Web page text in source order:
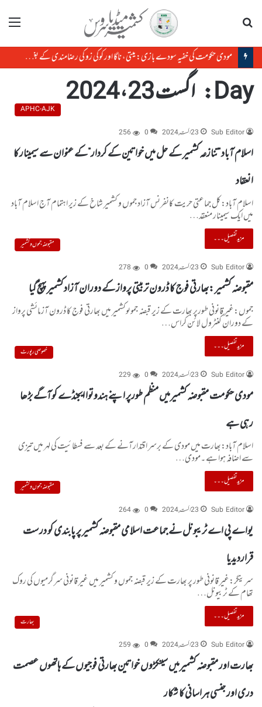
مینو
مودی حکومت کی خفیہ سودے بازی: میتی، ناگا اور کوکی زو کی رضامندی کے بغیر منی پور کی زمین کا سودا
Day: اگست 23، 2024
APHC-AJK
Sub Editor
23 اگست, 2024 0
256
اسلام آباد ”تنازعہ کشمیر کے حل میں خواتین کے کردار”کے عنوان سے سیمینار کا
انعقاد
اسلام آباد:کل جماعتی حریت کانفرنس آزاد جموں و کشمیر شاخ کے زیر اہتمام آج اسلام آباد
میں ایک سیمینار منعقد…
مزید تفصیل۔۔۔
مقبوضہ جموں و کشمیر
Sub Editor
23 اگست, 2024 0
278
مقبوضہ کشمیر :بھارتی فوج کا ڈرون تربیتی پرواز کے دوران آزاد کشمیر پہنچ گیا
جموں:غیر قانونی طورپر بھارت کے زیر قبضہ جموںوکشمیر میں بھارتی فوج کا ڈرون آزمائشی پرواز
کے دوران کنٹرول لائن کراس…
مزید تفصیل۔۔۔
خصوصی رپورٹ
Sub Editor
23 اگست, 2024 0
229
مودی حکومت مقبوضہ کشمیرمیں منظم طورپر اپنے ہندوتوا ایجنڈے کوآگے بڑھا
رہی ہے
اسلام آباد:بھارت میں مودی کے برسر اقتدارآنے کے بعد سے فسطائیت کی لہر میں تیزی
سے اضافہ ہوا ہے ۔مودی…
مزید تفصیل۔۔۔
مقبوضہ جموں و کشمیر
Sub Editor
23 اگست, 2024 0
264
یواے پی اے ٹریبونل نے جماعت اسلامی مقبوضہ کشمیر پر پابندی کو درست
قراردیدیا
سرینگر:غیر قانونی طور پر بھارت کے زیر قبضہ جموں و کشمیر میں غیر قانونی سرگرمیوں کی روک
تھام کے ٹربیونل…
مزید تفصیل۔۔۔
بھارت
Sub Editor
23 اگست, 2024 0
259
بھارت اور مقبوضہ کشمیرمیں سینکڑوں خواتین بھارتی فوجیوں کے ہاتھوں عصمت
دری اور جنسی ہراسانی کا شکار